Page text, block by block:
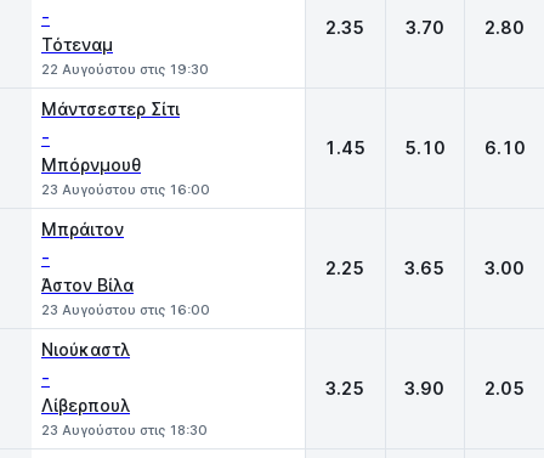
-
Τότεναμ
22 Αυγούστου στις 19:30
2.35 3.70 2.80
Μάντσεστερ Σίτι
-
Μπόρνμουθ
23 Αυγούστου στις 16:00
1.45 5.10 6.10
Μπράιτον
-
Άστον Βίλα
23 Αυγούστου στις 16:00
2.25 3.65 3.00
Νιούκαστλ
-
Λίβερπουλ
23 Αυγούστου στις 18:30
3.25 3.90 2.05